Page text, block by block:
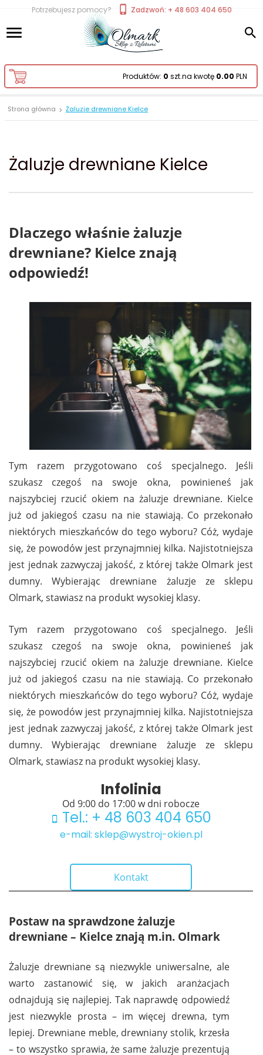
Potrzebujesz pomocy? Zadzwoń: + 48 603 404 650
Produktów: 0 szt.na kwotę 0.00 PLN
Strona główna Żaluzje drewniane Kielce
Żaluzje drewniane Kielce
Dlaczego właśnie żaluzje
drewniane? Kielce znają
odpowiedź!
Tym razem przygotowano coś specjalnego. Jeśli
szukasz czegoś na swoje okna, powinieneś jak
najszybciej rzucić okiem na żaluzje drewniane. Kielce
już od jakiegoś czasu na nie stawiają. Co przekonało
niektórych mieszkańców do tego wyboru? Cóż, wydaje
się, że powodów jest przynajmniej kilka. Najistotniejsza
jest jednak zazwyczaj jakość, z której także Olmark jest
dumny. Wybierając drewniane żaluzje ze sklepu
Olmark, stawiasz na produkt wysokiej klasy.
Tym razem przygotowano coś specjalnego. Jeśli
szukasz czegoś na swoje okna, powinieneś jak
najszybciej rzucić okiem na żaluzje drewniane. Kielce
już od jakiegoś czasu na nie stawiają. Co przekonało
niektórych mieszkańców do tego wyboru? Cóż, wydaje
się, że powodów jest przynajmniej kilka. Najistotniejsza
jest jednak zazwyczaj jakość, z której także Olmark jest
dumny. Wybierając drewniane żaluzje ze sklepu
Olmark, stawiasz na produkt wysokiej klasy.
Infolinia
Od 9:00 do 17:00 w dni robocze
Tel.: + 48 603 404 650
e-mail: sklep@wystroj-okien.pl
Kontakt
Postaw na sprawdzone żaluzje
drewniane – Kielce znają m.in. Olmark
Żaluzje drewniane są niezwykle uniwersalne, ale
warto zastanowić się, w jakich aranżacjach
odnajdują się najlepiej. Tak naprawdę odpowiedź
jest niezwykle prosta – im więcej drewna, tym
lepiej. Drewniane meble, drewniany stolik, krzesła
– to wszystko sprawia, że same żaluzje prezentują